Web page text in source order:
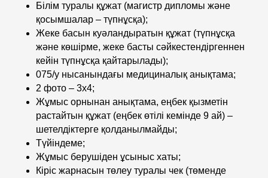
Білім туралы құжат (магистр дипломы және
қосымшалар – түпнұсқа);
Жеке басын куәландыратын құжат (түпнұсқа
және көшірме, жеке басты сәйкестендіргеннен
кейін түпнұсқа қайтарылады);
075/у нысанындағы медициналық анықтама;
2 фото – 3x4;
Жұмыс орнынан анықтама, еңбек қызметін
растайтын құжат (еңбек өтілі кемінде 9 ай) –
шетелдіктерге қолданылмайды;
Түйіндеме;
Жұмыс берушіден ұсыныс хаты;
Кіріс жарнасын төлеу туралы чек (төменде